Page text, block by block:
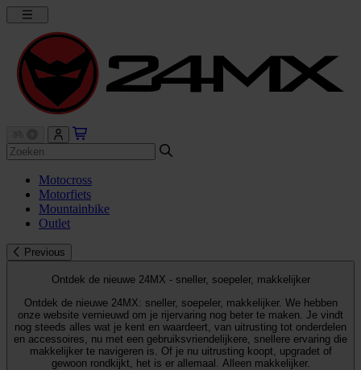
Motocross
Motorfiets
Mountainbike
Outlet
Previous
Ontdek de nieuwe 24MX - sneller, soepeler, makkelijker
Ontdek de nieuwe 24MX: sneller, soepeler, makkelijker. We hebben
onze website vernieuwd om je rijervaring nog beter te maken. Je vindt
nog steeds alles wat je kent en waardeert, van uitrusting tot onderdelen
en accessoires, nu met een gebruiksvriendelijkere, snellere ervaring die
makkelijker te navigeren is. Of je nu uitrusting koopt, upgradet of
gewoon rondkijkt, het is er allemaal. Alleen makkelijker.